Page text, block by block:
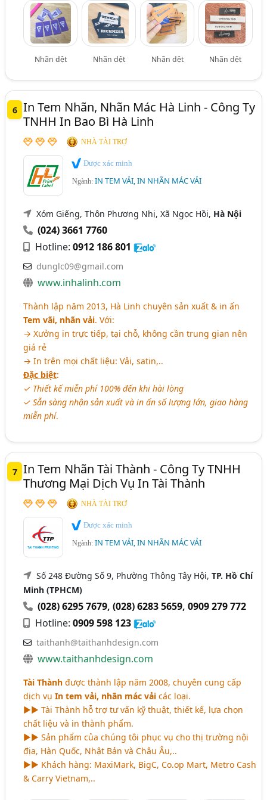
Nhãn dệt Nhãn dệt Nhãn dệt Nhãn dệt
6 In Tem Nhãn, Nhãn Mác Hà Linh - Công Ty
TNHH In Bao Bì Hà Linh
NHÀ TÀI TRỢ
Được xác minh
Ngành:IN TEM VẢI, IN NHÃN MÁC VẢI
Xóm Giếng, Thôn Phương Nhị, Xã Ngọc Hồi, Hà Nội
(024) 3661 7760
Hotline:0912 186 801
dunglc09@gmail.com
www.inhalinh.com
Thành lập năm 2013, Hà Linh chuyên sản xuất & in ấn
Tem vãi, nhãn vải. Với:
→ Xưởng in trực tiếp, tại chỗ, không cần trung gian nên
giá rẻ
→ In trên mọi chất liệu: Vải, satin,..
Đặc biệt:
✓ Thiết kế miễn phí 100% đến khi hài lòng
✓ Sẵn sàng nhận sản xuất và in ấn số lượng lớn, giao hàng
miễn phí.
7 In Tem Nhãn Tài Thành - Công Ty TNHH
Thương Mại Dịch Vụ In Tài Thành
NHÀ TÀI TRỢ
Được xác minh
Ngành:IN TEM VẢI, IN NHÃN MÁC VẢI
Số 248 Đường Số 9, Phường Thông Tây Hội,TP. Hồ Chí
Minh (TPHCM)
(028) 6295 7679,(028) 6283 5659,0909 279 772
Hotline:0909 598 123
taithanh@taithanhdesign.com
www.taithanhdesign.com
Tài Thành được thành lập năm 2008, chuyên cung cấp
dịch vụIn tem vải, nhãn mác vải các loại.
►► Tài Thành hỗ trợ tư vấn kỹ thuật, thiết kế, lựa chọn
chất liệu và in thành phẩm.
►► Sản phẩm của chúng tôi phục vụ cho thị trường nội
địa, Hàn Quốc, Nhật Bản và Châu Âu,..
►► Khách hàng: MaxiMark, BigC, Co.op Mart, Metro Cash
& Carry Vietnam,..